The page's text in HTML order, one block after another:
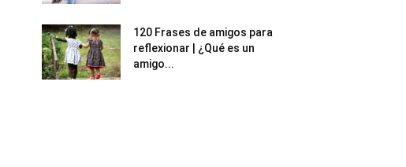
120 Frases de amigos para
reflexionar | ¿Qué es un
amigo...